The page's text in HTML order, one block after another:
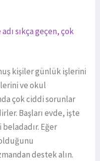
sıkça geçen, çok
kişiler günlük işlerini
ve okul
çok ciddi sorunlar
Başları evde, işte
Eğer
destek alın.